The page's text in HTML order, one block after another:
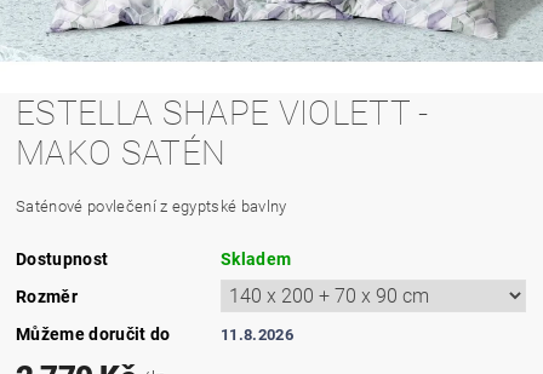
ESTELLA SHAPE VIOLETT -
MAKO SATÉN
Saténové povlečení z egyptské bavlny
Dostupnost
Skladem
Rozměr
Můžeme doručit do
11.8.2026